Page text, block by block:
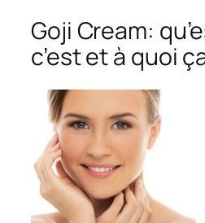
Goji Cream:
c’est et à quoi